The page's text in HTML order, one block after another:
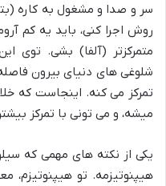
سر و صدا و مشغول به کاره
روش اجرا کنی، باید یه کم
متمرکزتر (آلفا) بشی. توی
شلوغی های دنیای بیرون
تمرکز می کنه. اینجاست که
میشه، و می تونی با تمرکز
یکی از نکته های مهمی که
هیپنوتیزمه. تو هیپنوتیزم،